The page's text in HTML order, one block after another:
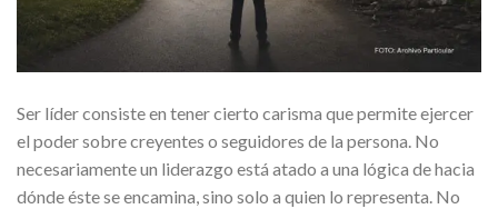
Ser líder consiste en tener cierto carisma que permite ejercer
el poder sobre creyentes o seguidores de la persona. No
necesariamente un liderazgo está atado a una lógica de hacia
dónde éste se encamina, sino solo a quien lo representa. No